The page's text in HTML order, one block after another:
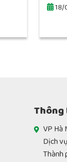
18/
VP Hà
Dịch
Thành